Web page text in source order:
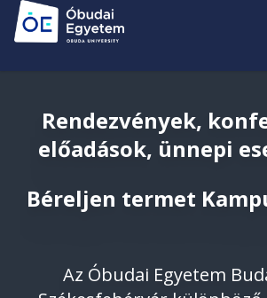
Rendezvények,
előadások, ünnepi
Béreljen termet
Az Óbudai Egyetem